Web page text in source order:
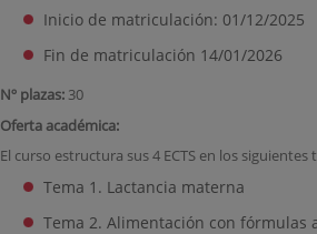
Inicio de matriculación: 01/12/2025
Fin de matriculación 14/01/2026
Nº plazas: 30
Oferta académica:
El curso estructura sus 4 ECTS en los siguientes
Tema 1. Lactancia materna
Tema 2. Alimentación con fórmulas